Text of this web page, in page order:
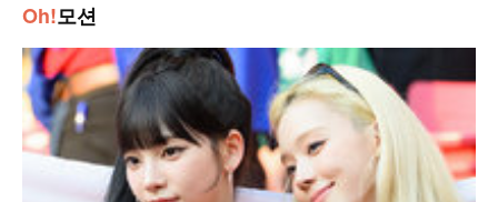
Oh!모션